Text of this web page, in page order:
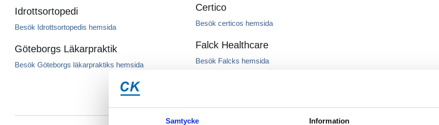
Samtycke Information
Idrottsortopedi
Besök Idrottsortopedis hemsida
Göteborgs Läkarpraktik
Besök Göteborgs läkarpraktiks hemsida
Certico
Besök certicos hemsida
Falck Healthcare
Besök Falcks hemsida